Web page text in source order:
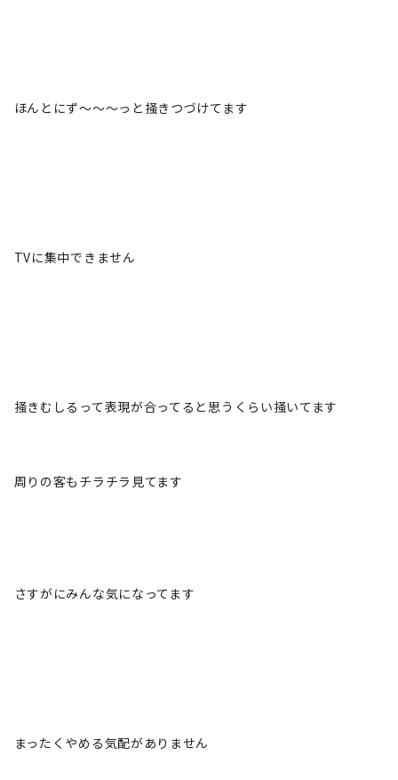
ほんとにず～～～っと掻きつづけてます
TVに集中できません
掻きむしるって表現が合ってると思うくらい掻いてます
周りの客もチラチラ見てます
さすがにみんな気になってます
まったくやめる気配がありません